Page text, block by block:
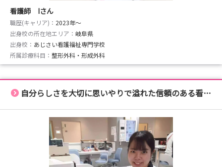
看護師 Iさん
職歴(キャリア)： 2023年〜
出身校の所在地エリア： 岐阜県
出身校： あじさい看護福祉専門学校
所属診療科目： 整形外科・形成外科
自分らしさを大切に思いやりで溢れた信頼のある看護を。